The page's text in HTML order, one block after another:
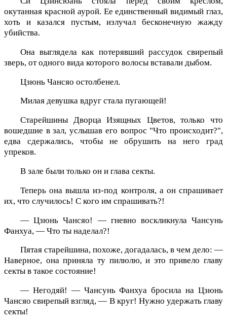
окутанная красной аурой. Ее единственный видимый глаз,
хоть и казался пустым, излучал бесконечную жажду
убийства.
Она выглядела как потерявший рассудок свирепый
зверь, от одного вида которого волосы вставали дыбом.
Цзюнь Чансяо остолбенел.
Милая девушка вдруг стала пугающей!
Старейшины Дворца Изящных Цветов, только что
вошедшие в зал, услышав его вопрос "Что происходит?",
едва сдержались, чтобы не обрушить на него град
упреков.
В зале были только он и глава секты.
Теперь она вышла из-под контроля, а он спрашивает
их, что случилось! С кого им спрашивать?!
— Цзюнь Чансяо! — гневно воскликнула Чансунь
Фанхуа, — Что ты наделал?!
Пятая старейшина, похоже, догадалась, в чем дело: —
Наверное, она приняла ту пилюлю, и это привело главу
секты в такое состояние!
— Негодяй! — Чансунь Фанхуа бросила на Цзюнь
Чансяо свирепый взгляд, — В круг! Нужно удержать главу
секты!